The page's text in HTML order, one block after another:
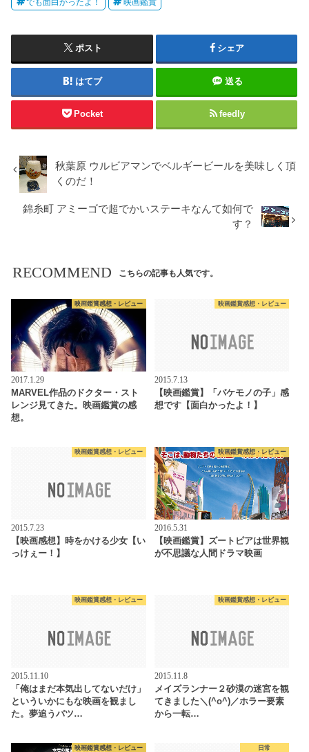
でも面白かったよ！ 映画鑑賞
ポスト シェア
はてブ 送る
Pocket feedly
秋葉原 ウルビアマンでベルギービールを美味しく頂
くのだ！
錦糸町 アミーゴで超でかいステーキなんて如何で
す？
RECOMMEND こちらの記事も人気です。
映画鑑賞感想・レビュー
2017.1.29
MARVEL作品のドクター・スト
レンジ見てきた。映画鑑賞の感
想。
映画鑑賞感想・レビュー
2015.7.13
【映画鑑賞】「バケモノの子」感
想です【面白かったよ！】
映画鑑賞感想・レビュー
2015.7.23
【映画感想】時をかける少女【い
っけぇー！】
映画鑑賞感想・レビュー
2016.5.31
【映画鑑賞】ズートピアは世界観
が不思議な人間ドラマ映画
映画鑑賞感想・レビュー
2015.11.10
「俺はまだ本気出してないだけ」
といういかにもな映画を観まし
た。夢追うバツ…
映画鑑賞感想・レビュー
2015.11.8
メイズランナー２砂漠の迷宮を観
てきました＼(^o^)／ホラー要素
から一転…
映画鑑賞感想・レビュー 日常